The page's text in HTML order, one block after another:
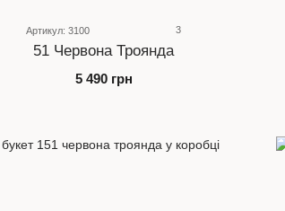
Артикул: 3100 3
51 Червона Троянда
5 490 грн